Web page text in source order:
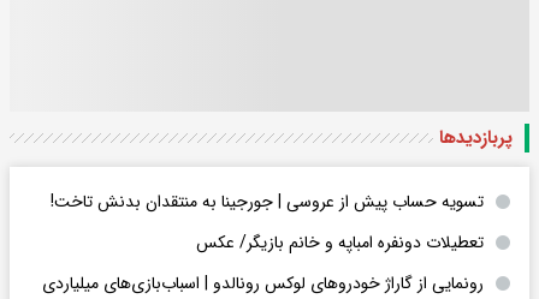
پربازدید‌ها
تسویه حساب پیش از عروسی | جورجینا به منتقدان بدنش تاخت!
تعطیلات دونفره امباپه و خانم بازیگر/ عکس
رونمایی از گاراژ خودروهای لوکس رونالدو | اسباب‌‌بازی‌های میلیاردی